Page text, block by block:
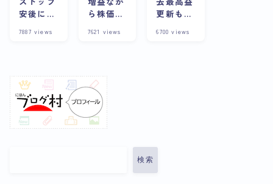
安後に株
その背景
いて徹底
解説
7887 views
ら株価下
とは？今
について
解説
7621 views
更新も株
落？その
6700 views
検索